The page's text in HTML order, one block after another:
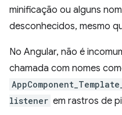
minificação ou alguns
desconhecidos, mesmo
No Angular, não é
chamada com nomes
listener em rastros de